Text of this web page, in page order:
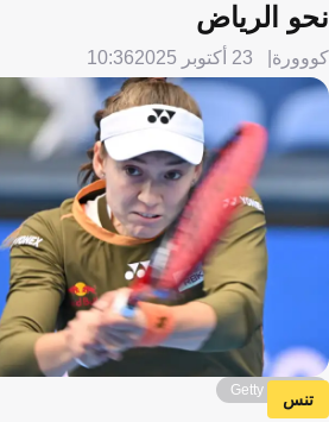
نحو الرياض
كووورة 23 أكتوبر 2025 10:36
Getty Images
تنس